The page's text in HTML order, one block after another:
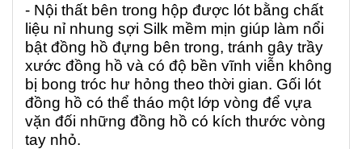
- Nội thất bên trong hộp được lót bằng chất
liệu nỉ nhung sợi Silk mềm mịn giúp làm nổi
bật đồng hồ đựng bên trong, tránh gây trầy
xước đồng hồ và có độ bền vĩnh viễn không
bị bong tróc hư hỏng theo thời gian. Gối lót
đồng hồ có thể tháo một lớp vòng để vựa
vặn đối những đồng hồ có kích thước vòng
tay nhỏ.